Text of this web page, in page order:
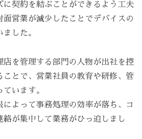
に契約を結ぶことができるよう工夫
面営業が減少したことでデバイスの
した。
店を管理する部門の人物が出社を控
ことで、営業社員の教育や研修、管
います。
よって事務処理の効率が落ち、コ
絡が集中して業務がひっ迫しまし